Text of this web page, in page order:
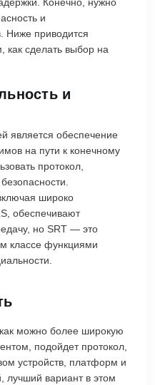
Конечно, нужно
и
Ниже приводится
как сделать выбор на
и
является обеспечение
на пути к конечному
протокол,
широко
обеспечивают
но SRT — это
классе функциями
как можно более широкую
подойдет протокол,
устройств, платформ и
лучший вариант в этом